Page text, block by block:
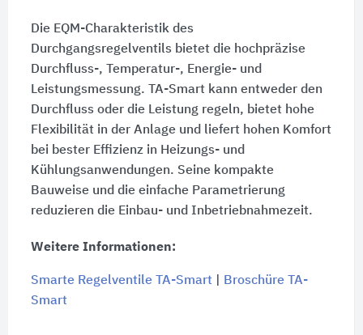
Die EQM-Charakteristik des
Durchgangsregelventils bietet die hochpräzise
Durchfluss-, Temperatur-, Energie- und
Leistungsmessung. TA-Smart kann entweder den
Durchfluss oder die Leistung regeln, bietet hohe
Flexibilität in der Anlage und liefert hohen Komfort
bei bester Effizienz in Heizungs- und
Kühlungsanwendungen. Seine kompakte
Bauweise und die einfache Parametrierung
reduzieren die Einbau- und Inbetriebnahmezeit.
Weitere Informationen:
Smarte Regelventile TA-Smart|
Broschüre TA-
Smart